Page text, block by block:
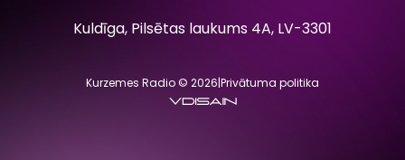
Kuldīga, Pilsētas laukums 4A, LV-3301
Kurzemes Radio © 2026|Privātuma politika